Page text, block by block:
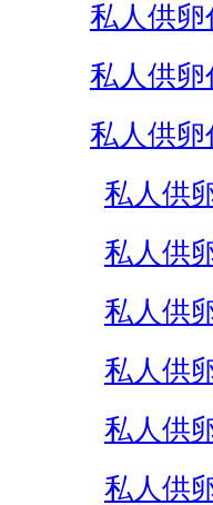
私人供卵
私人供卵
私人供卵
私人供
私人供
私人供
私人供
私人供
私人供